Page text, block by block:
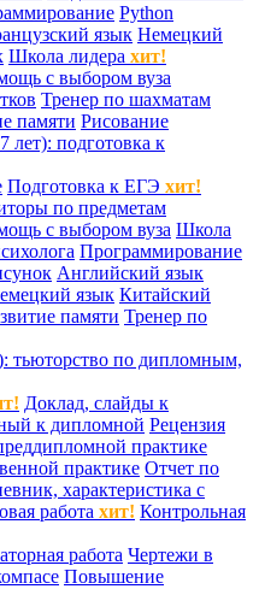
Python
язык Немецкий
Школа лидера хит!
с выбором вуза
Тренер по шахматам
памяти Рисование
лет): подготовка к
Подготовка к ЕГЭ хит!
по предметам
с выбором вуза Школа
Программирование
Английский язык
язык Китайский
памяти Тренер по
тьюторство по дипломным,
Доклад, слайды к
к дипломной Рецензия
практике
практике Отчет по
характеристика с
работа хит! Контрольная
работа Чертежи в
Повышение